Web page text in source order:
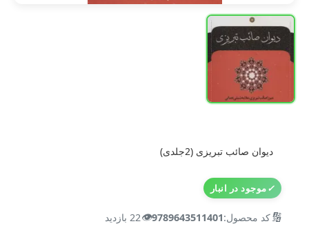
دیوان صائب تبریزی (2جلدی)
✓موجود در انبار
🔢کد محصول:9789643511401
👁️22 بازدید